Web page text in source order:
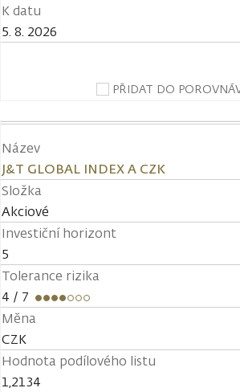
K datu
5. 8. 2026
PŘIDAT DO
Název
J&T GLOBAL INDEX A CZK
Složka
Akciové
Investiční horizont
5
Tolerance rizika
4 / 7
Měna
CZK
Hodnota podílového listu
1,2134